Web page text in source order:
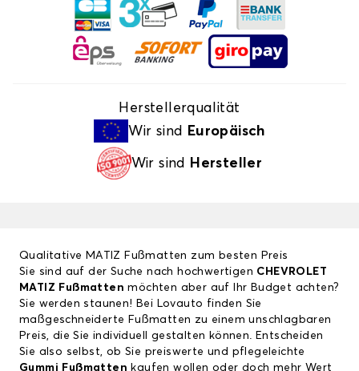
Herstellerqualität
Wir sind
Europäisch
Wir sind Hersteller
Qualitative MATIZ Fußmatten zum besten Preis
Sie sind auf der Suche nach hochwertigen CHEVROLET
MATIZ Fußmattenmöchten aber auf Ihr Budget achten?
Sie werden staunen! Bei Lovauto finden Sie
maßgeschneiderte Fußmatten zu einem unschlagbaren
Preis, die Sie individuell gestalten können. Entscheiden
Sie also selbst, ob Sie preiswerte und pflegeleichte
Gummi Fußmatten kaufen wollen oder doch mehr Wert